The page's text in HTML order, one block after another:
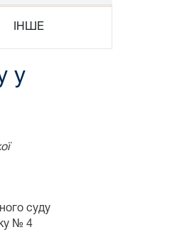
ІНШЕ
у
суду
№ 4